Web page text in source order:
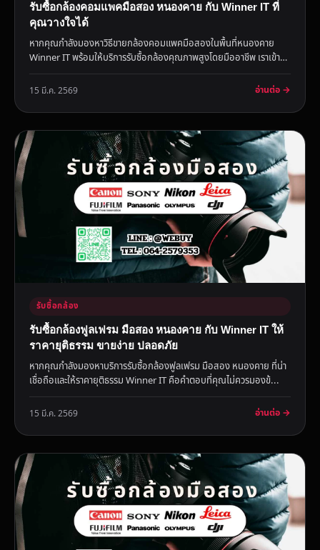
รับซื้อกล้องคอมแพคมือสอง หนองคาย กับ Winner IT ที่
คุณวางใจได้
หากคุณกำลังมองหาวิธีขายกล้องคอมแพคมือสองในพื้นที่หนองคาย
Winner IT พร้อมให้บริการรับซื้อกล้องคุณภาพสูงโดยมืออาชีพ เราเข้า
ใจคว...
15 มี.ค. 2569 อ่านต่อ →
รับซื้อกล้อง
รับซื้อกล้องฟูลเฟรม มือสอง หนองคาย กับ Winner IT ให้
ราคายุติธรรม ขายง่าย ปลอดภัย
หากคุณกำลังมองหาบริการรับซื้อกล้องฟูลเฟรม มือสอง หนองคาย ที่น่า
เชื่อถือและให้ราคายุติธรรม Winner IT คือคำตอบที่คุณไม่ควรมองข้...
15 มี.ค. 2569 อ่านต่อ →